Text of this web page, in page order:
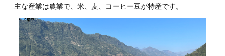
主な産業は農業で、米、麦、コーヒー豆が特産です。